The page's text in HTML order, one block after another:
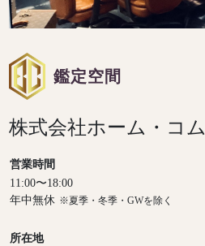
鑑定空間
株式会社ホーム・コム
営業時間
11:00〜18:00
年中無休 ※夏季・冬季・GWを除く
所在地